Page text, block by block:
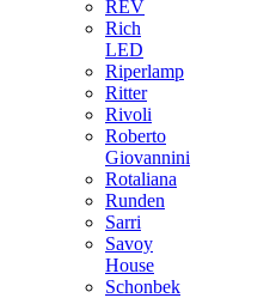
REV
Rich
LED
Riperlamp
Ritter
Rivoli
Roberto
Giovannini
Rotaliana
Runden
Sarri
Savoy
House
Schonbek